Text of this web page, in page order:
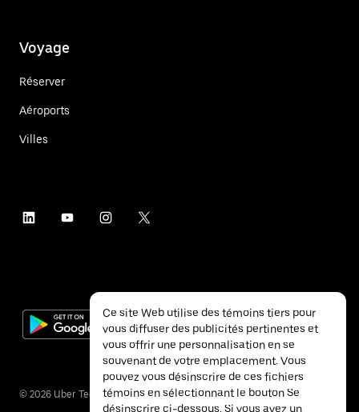
Voyage
Réserver
Aéroports
Villes
© 2026 Uber Technologies inc.
Ce site Web utilise des témoins tiers pour
vous diffuser des publicités pertinentes et
vous offrir une personnalisation en se
souvenant de votre emplacement. Vous
pouvez vous désinscrire de ces fichiers
témoins en sélectionnant le bouton Se
désinscrire ci-dessous. Si vous avez un